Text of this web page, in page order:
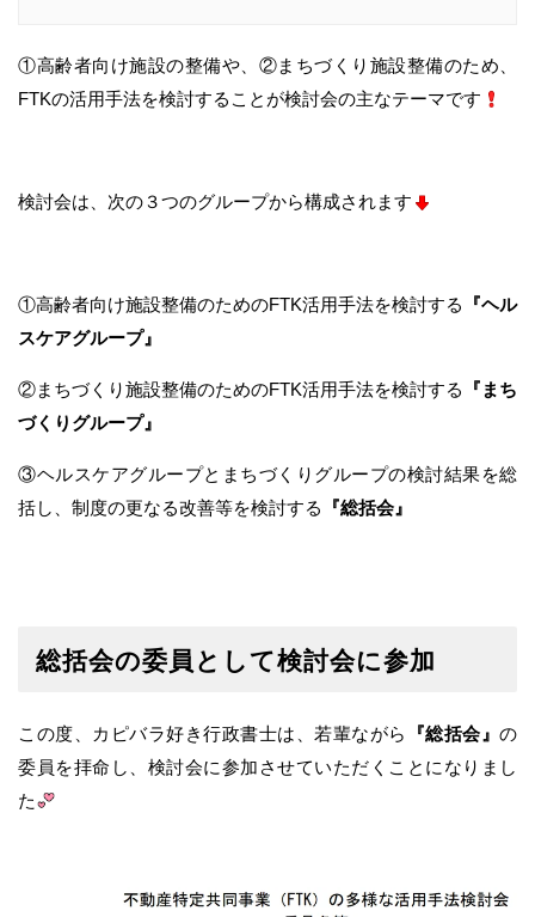
①高齢者向け施設の整備や、②まちづくり施設整備のため、
FTKの活用手法を検討することが検討会の主なテーマです
検討会は、次の３つのグループから構成されます
①高齢者向け施設整備のためのFTK活用手法を検討する
『ヘル
スケアグループ』
②まちづくり施設整備のためのFTK活用手法を検討する
『まち
づくりグループ』
③ヘルスケアグループとまちづくりグループの検討結果を総
括し、制度の更なる改善等を検討する
『総括会』
総括会の委員として検討会に参加
この度、カピバラ好き行政書士は、若輩ながら 『総括会』 の
委員を拝命し、検討会に参加させていただくことになりまし
た